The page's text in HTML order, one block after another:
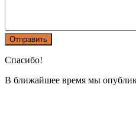
Спасибо!
В ближайшее время мы